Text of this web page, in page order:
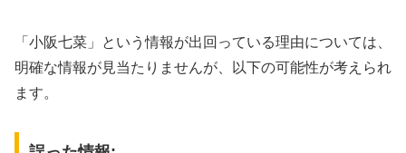
「小阪七菜」という情報が出回っている理由については、
明確な情報が見当たりませんが、以下の可能性が考えられ
ます。